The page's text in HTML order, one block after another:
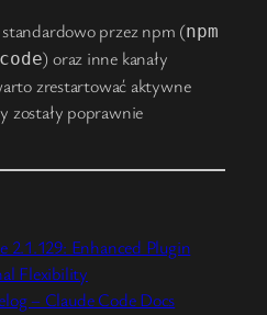
przez npm (npm
) oraz inne kanały
zrestartować aktywne
zostały poprawnie
2.1.129: Enhanced Plugin
Flexibility
– Claude Code Docs